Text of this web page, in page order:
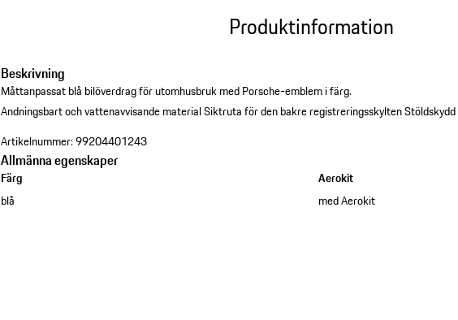
Produktinformation
Beskrivning
Måttanpassat blå bilöverdrag för utomhusbruk med Porsche-emblem i färg.
Andningsbart och vattenavvisande materialSiktruta för den bakre registreringsskyltenStöldskydd
Artikelnummer:99204401243
Allmänna egenskaper
Färg
blå
Aerokit
med Aerokit